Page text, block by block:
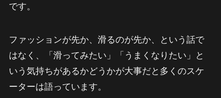
です。
ファッションが先か、滑るのが先か、という話で
はなく、「滑ってみたい」「うまくなりたい」と
いう気持ちがあるかどうかが大事だと多くのスケ
ーターは語っています。